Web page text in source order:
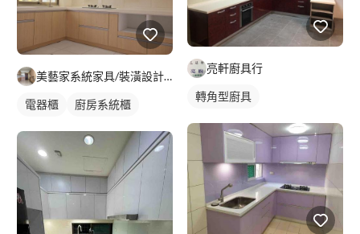
美藝家系統家具/裝潢設計/統包服務
電器櫃 廚房系統櫃
亮軒廚具行
轉角型廚具